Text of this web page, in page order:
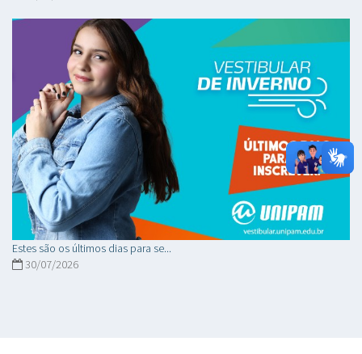
Estes são os últimos dias para se...
30/07/2026